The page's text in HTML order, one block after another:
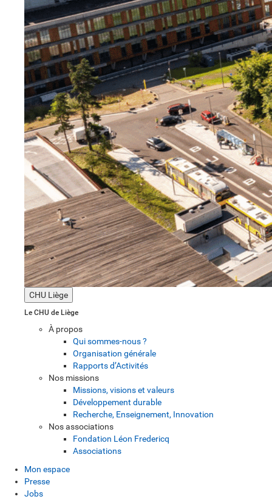
CHU Liège
Le CHU de Liège
À propos
Qui sommes-nous ?
Organisation générale
Rapports d’Activités
Nos missions
Missions, visions et valeurs
Développement durable
Recherche, Enseignement, Innovation
Nos associations
Fondation Léon Fredericq
Associations
Mon espace
Presse
Jobs